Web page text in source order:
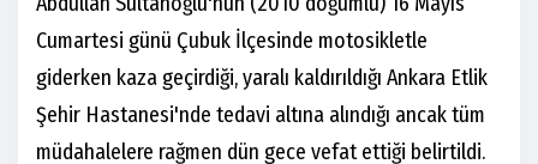
Cumartesi günü Çubuk İlçesinde motosikletle
giderken kaza geçirdiği, yaralı kaldırıldığı Ankara Etlik
Şehir Hastanesi'nde tedavi altına alındığı ancak tüm
müdahalelere rağmen dün gece vefat ettiği belirtildi.